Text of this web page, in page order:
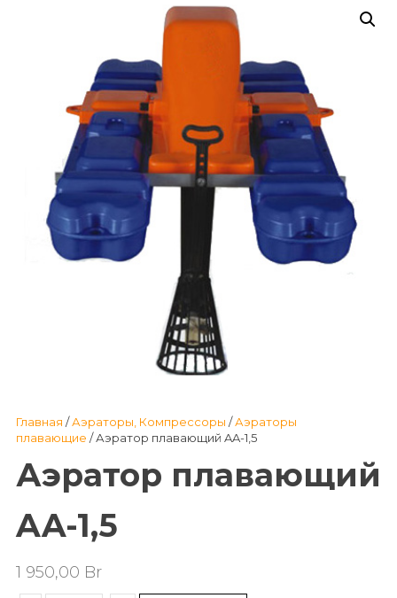
Главная /Аэраторы, Компрессоры /Аэраторы
плавающие / Аэратор плавающий AA-1,5
Аэратор плавающий
AA-1,5
1 950,00 Br